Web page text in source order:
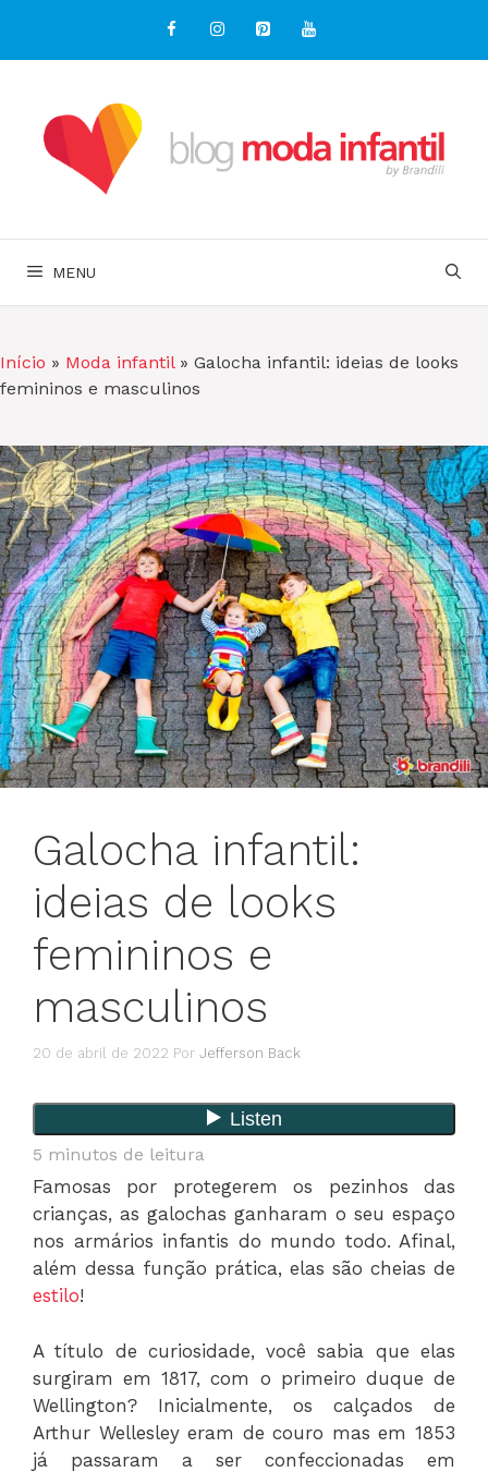
o
MENU
Início » Moda infantil» Galocha infantil: ideias de looks
femininos e masculinos
Galocha infantil:
ideias de looks
femininos e
masculinos
20 de abril de 2022 Por Jefferson Back
5 minutos de leitura
Famosas por protegerem os pezinhos das
crianças, as galochas ganharam o seu espaço
nos armários infantis do mundo todo. Afinal,
além dessa função prática, elas são cheias de
estilo!
A título de curiosidade, você sabia que elas
surgiram em 1817, com o primeiro duque de
Wellington? Inicialmente, os calçados de
Arthur Wellesley eram de couro mas em 1853
já passaram a ser confeccionadas em